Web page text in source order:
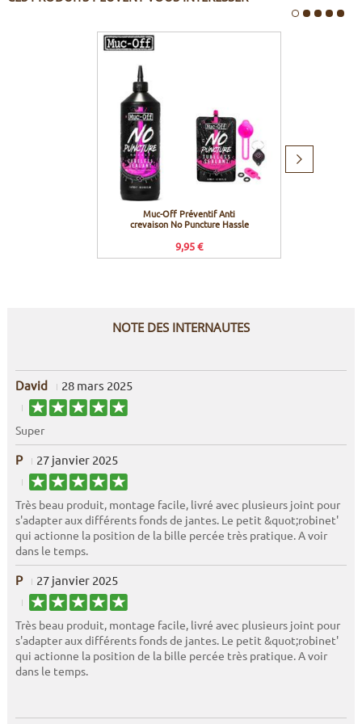
Muc-Off Préventif Anti
crevaison No Puncture Hassle
9,95 €
Produit
NOTE DES INTERNAUTES
David 28 mars 2025
Super
P 27 janvier 2025
Très beau produit, montage facile, livré avec plusieurs joint pour
s'adapter aux différents fonds de jantes. Le petit &quot;robinet'
qui actionne la position de la bille percée très pratique. A voir
dans le temps.
P 27 janvier 2025
Très beau produit, montage facile, livré avec plusieurs joint pour
s'adapter aux différents fonds de jantes. Le petit &quot;robinet'
qui actionne la position de la bille percée très pratique. A voir
dans le temps.